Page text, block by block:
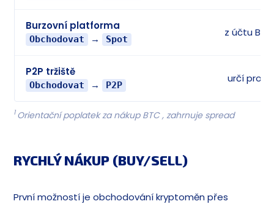
Burzovní platforma
Obchodovat → Spot
z účtu
P2P tržiště
Obchodovat → P2P
určí
1 Orientační poplatek za nákup BTC , zahrnuje spread
RYCHLÝ NÁKUP (BUY/SELL)
První možností je obchodování kryptoměn přes